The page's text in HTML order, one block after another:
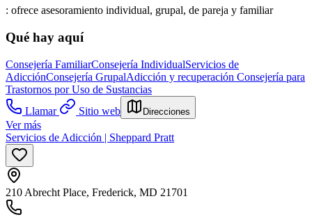
: ofrece asesoramiento individual, grupal, de pareja y familiar
Qué hay aquí
Consejería FamiliarConsejería IndividualServicios de
AdicciónConsejería GrupalAdicción y recuperación Consejería para
Trastornos por Uso de Sustancias
Llamar
Sitio web Direcciones
Ver más
Servicios de Adicción | Sheppard Pratt
210 Abrecht Place, Frederick, MD 21701